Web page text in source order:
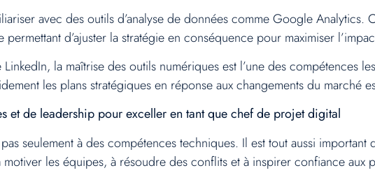
avec des outils d’analyse de données comme Google
d’ajuster la stratégie en conséquence pour maximiser
la maîtrise des outils numériques est l’une des compétences
les plans stratégiques en réponse aux changements du marché
et de leadership pour exceller en tant que chef de projet digital
seulement à des compétences techniques. Il est tout aussi
les équipes, à résoudre des conflits et à inspirer confiance aux